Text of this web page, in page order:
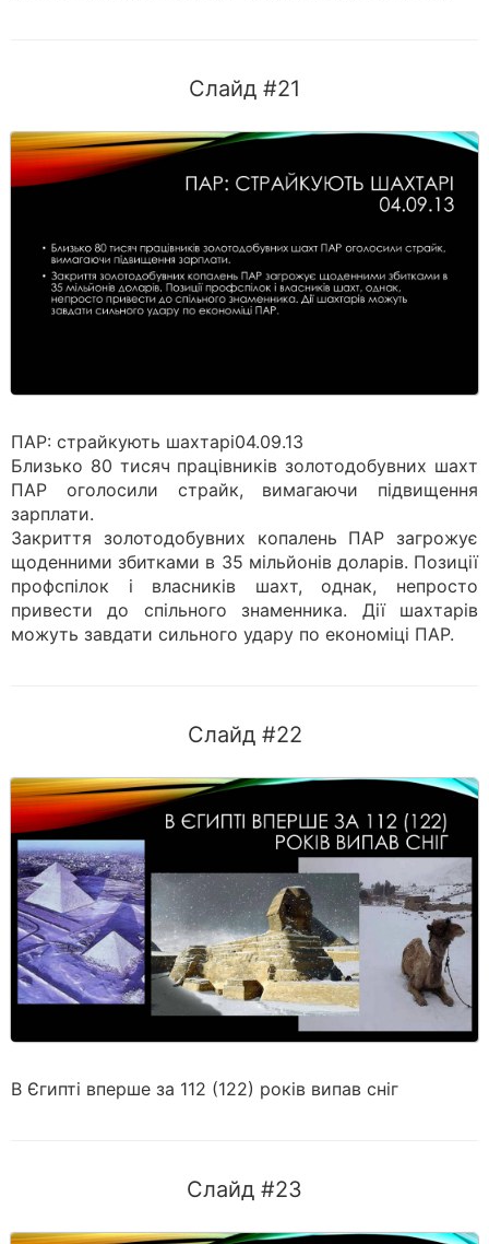
Слайд #21
ПАР: страйкують шахтарі04.09.13
Близько 80 тисяч працівників золотодобувних шахт
ПАР оголосили страйк, вимагаючи підвищення
зарплати.
Закриття золотодобувних копалень ПАР загрожує
щоденними збитками в 35 мільйонів доларів. Позиції
профспілок і власників шахт, однак, непросто
привести до спільного знаменника. Дії шахтарів
можуть завдати сильного удару по економіці ПАР.
Слайд #22
В Єгипті вперше за 112 (122) років випав сніг
Слайд #23